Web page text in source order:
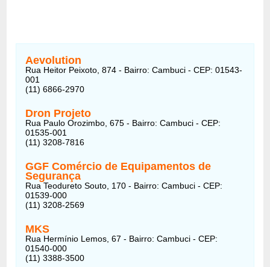
Aevolution
Rua Heitor Peixoto, 874 - Bairro: Cambuci - CEP: 01543-
001
(11) 6866-2970
Dron Projeto
Rua Paulo Orozimbo, 675 - Bairro: Cambuci - CEP:
01535-001
(11) 3208-7816
GGF Comércio de Equipamentos de
Segurança
Rua Teodureto Souto, 170 - Bairro: Cambuci - CEP:
01539-000
(11) 3208-2569
MKS
Rua Hermínio Lemos, 67 - Bairro: Cambuci - CEP:
01540-000
(11) 3388-3500